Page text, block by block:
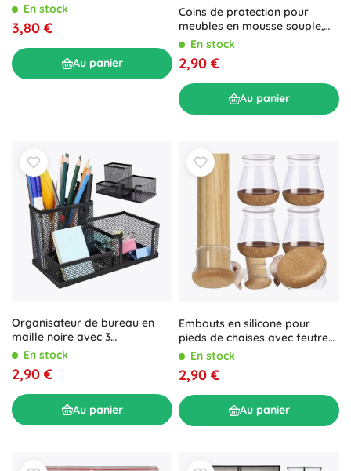
En stock
3,80 €
Au panier
Coins de protection pour
meubles en mousse souple,
noirs, lot de 4 pièces
En stock
2,90 €
Au panier
Organisateur de bureau en
maille noire avec 3
compartiments
En stock
2,90 €
Au panier
Embouts en silicone pour
pieds de chaises avec feutre
13–23 mm, lot de 4 RUHHY
En stock
2,90 €
Au panier